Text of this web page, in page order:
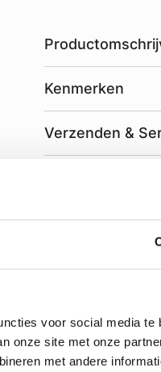
voor social media te
onze site met onze
met andere
Kenmerken
Verzenden &